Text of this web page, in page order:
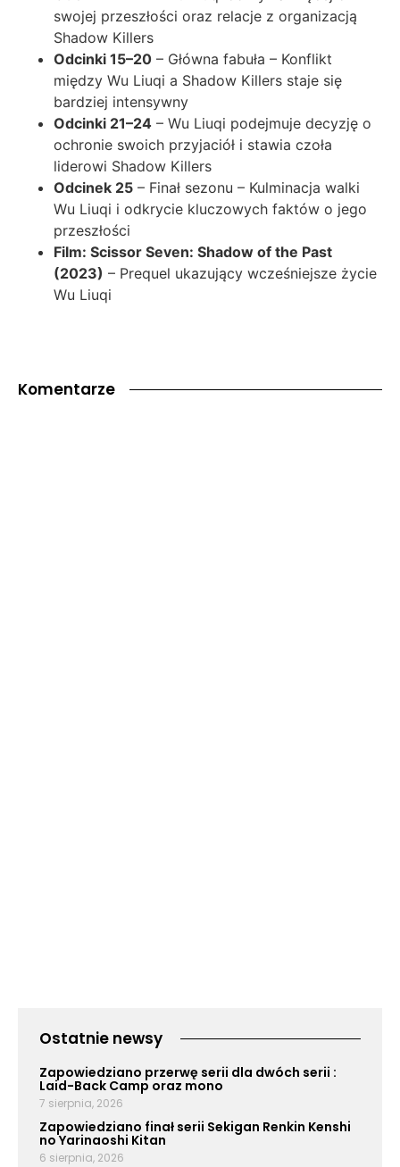
swojej przeszłości oraz relacje z organizacją
Shadow Killers
Odcinki 15–20 – Główna fabuła – Konflikt
między Wu Liuqi a Shadow Killers staje się
bardziej intensywny
Odcinki 21–24 – Wu Liuqi podejmuje decyzję o
ochronie swoich przyjaciół i stawia czoła
liderowi Shadow Killers
Odcinek 25 – Finał sezonu – Kulminacja walki
Wu Liuqi i odkrycie kluczowych faktów o jego
przeszłości
Film: Scissor Seven: Shadow of the Past
(2023) – Prequel ukazujący wcześniejsze życie
Wu Liuqi
Komentarze
Ostatnie newsy
Zapowiedziano przerwę serii dla dwóch serii :
Laid-Back Camp oraz mono
7 sierpnia, 2026
Zapowiedziano finał serii Sekigan Renkin Kenshi
no Yarinaoshi Kitan
6 sierpnia, 2026